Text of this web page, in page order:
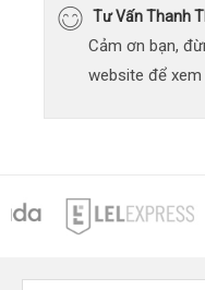
Tư Vấn Thanh
Cảm ơn bạn,
website để